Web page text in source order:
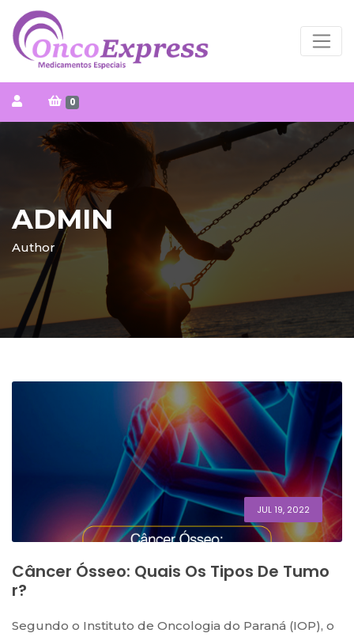
0
ADMIN
Author
JUL 19, 2022
Câncer Ósseo: Quais Os Tipos De Tumo
R?
Segundo o Instituto de Oncologia do Paraná (IOP), o